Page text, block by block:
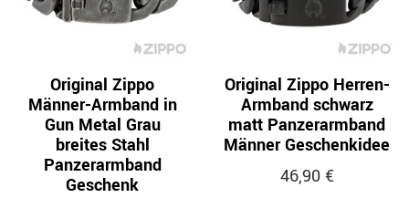
Original Zippo
Männer-Armband in
Gun Metal Grau
breites Stahl
Panzerarmband
Geschenk
Original Zippo Herren-
Armband schwarz
matt Panzerarmband
Männer Geschenkidee
46,90 €